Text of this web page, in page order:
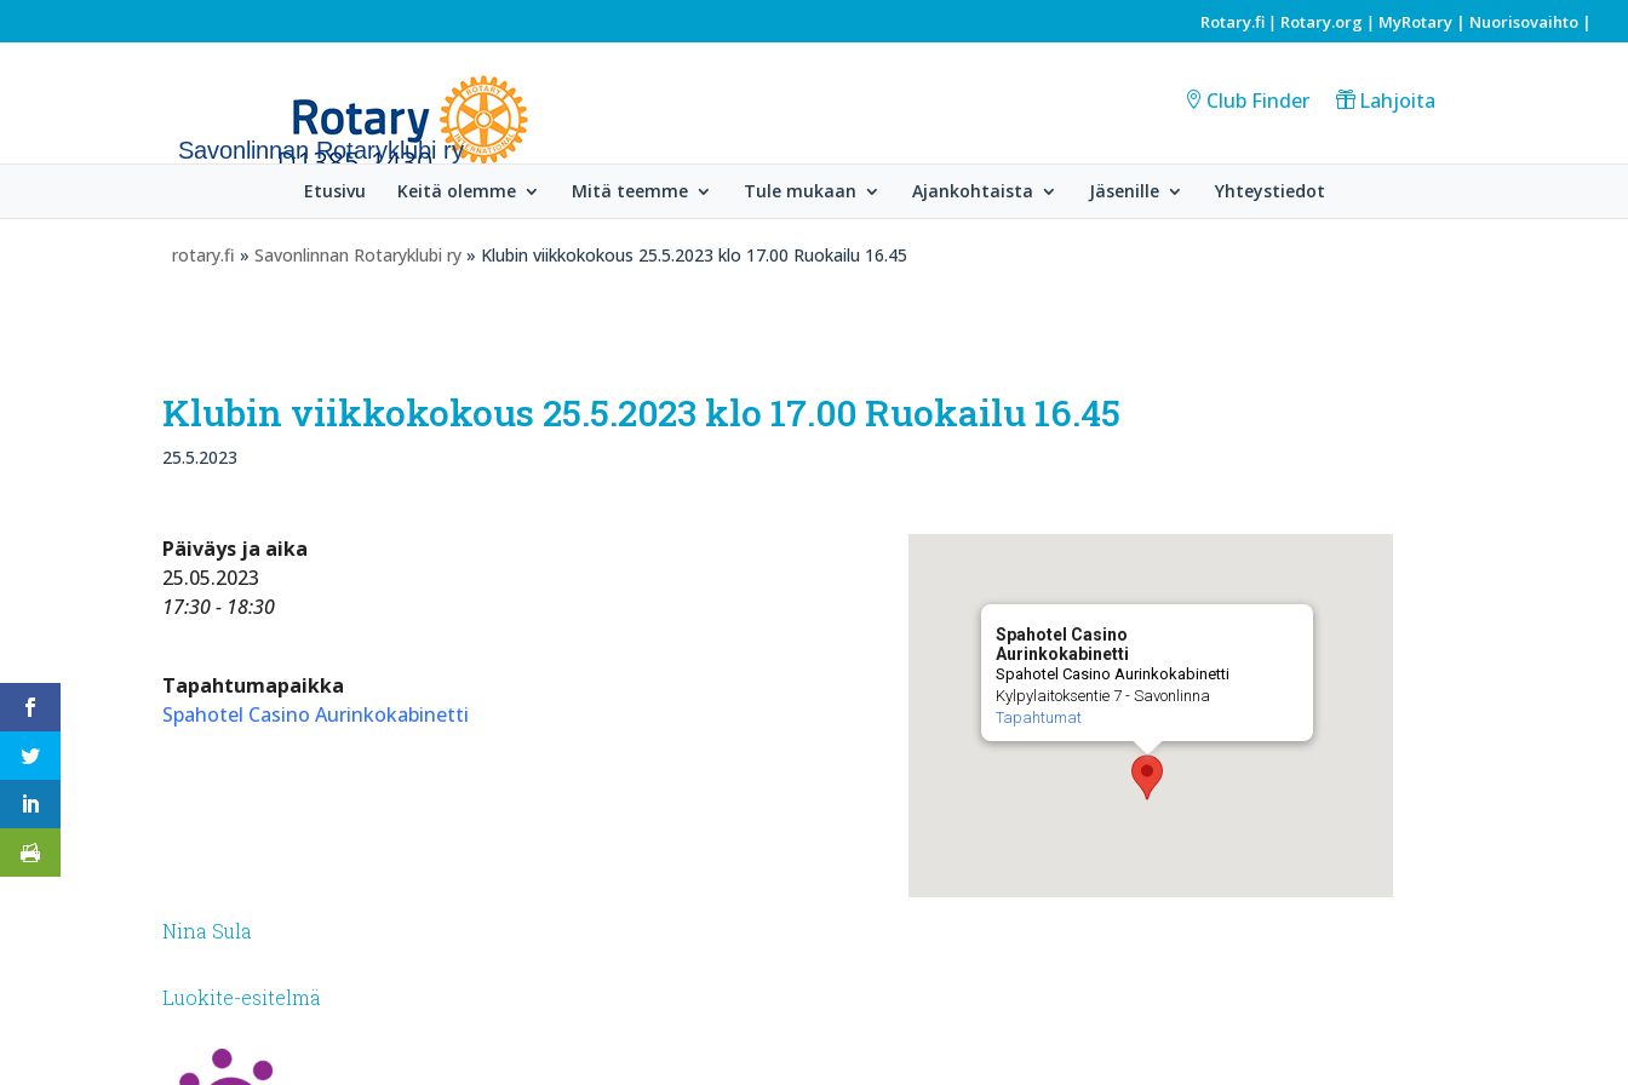
Rotary.fi | Rotary.org | MyRotary | Nuorisovaihto |
Savonlinnan Rotaryklubi ry
Club Finder Lahjoita
Etusivu Keitä olemme Mitä teemme Tule mukaan Ajankohtaista Jäsenille Yhteystiedot
rotary.fi » Savonlinnan Rotaryklubi ry » Klubin viikkokokous 25.5.2023 klo 17.00 Ruokailu 16.45
Klubin viikkokokous 25.5.2023 klo 17.00 Ruokailu 16.45
25.5.2023
Spahotel Casino
Aurinkokabinetti
Spahotel Casino Aurinkokabinetti
Kylpylaitoksentie 7 - Savonlinna
Tapahtumat
Päiväys ja aika
25.05.2023
17:30 - 18:30
Tapahtumapaikka
Spahotel Casino Aurinkokabinetti
Nina Sula
Luokite-esitelmä